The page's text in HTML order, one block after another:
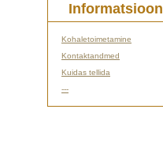
Informatsioon
Kohaletoimetamine
Kontaktandmed
Kuidas tellida
---